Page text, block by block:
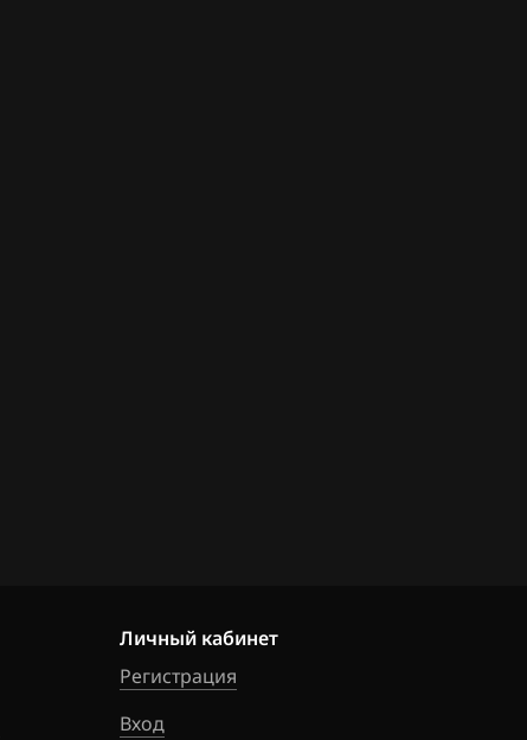
Личный кабинет
Регистрация
Вход